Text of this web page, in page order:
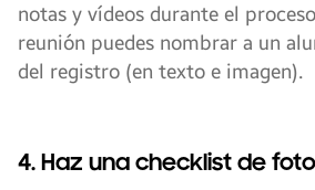
notas y vídeos durante el
reunión puedes nombrar a un
del registro (en texto e imagen).
4. Haz una checklist de